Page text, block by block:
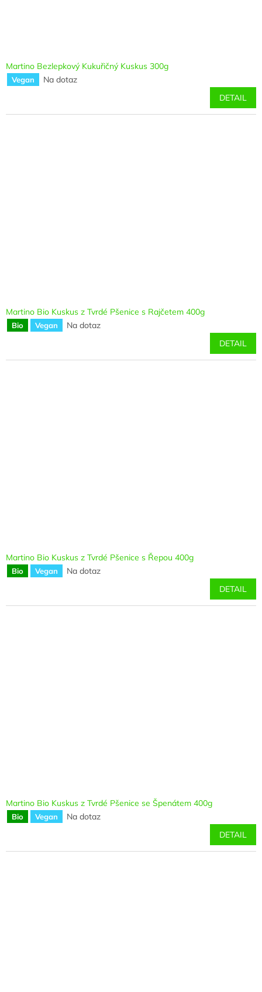
Martino Bezlepkový Kukuřičný Kuskus 300g
Vegan
Na dotaz
DETAIL
Martino Bio Kuskus z Tvrdé Pšenice s Rajčetem 400g
Bio Vegan
Na dotaz
DETAIL
Martino Bio Kuskus z Tvrdé Pšenice s Řepou 400g
Bio Vegan
Na dotaz
DETAIL
Martino Bio Kuskus z Tvrdé Pšenice se Špenátem 400g
Bio Vegan
Na dotaz
DETAIL